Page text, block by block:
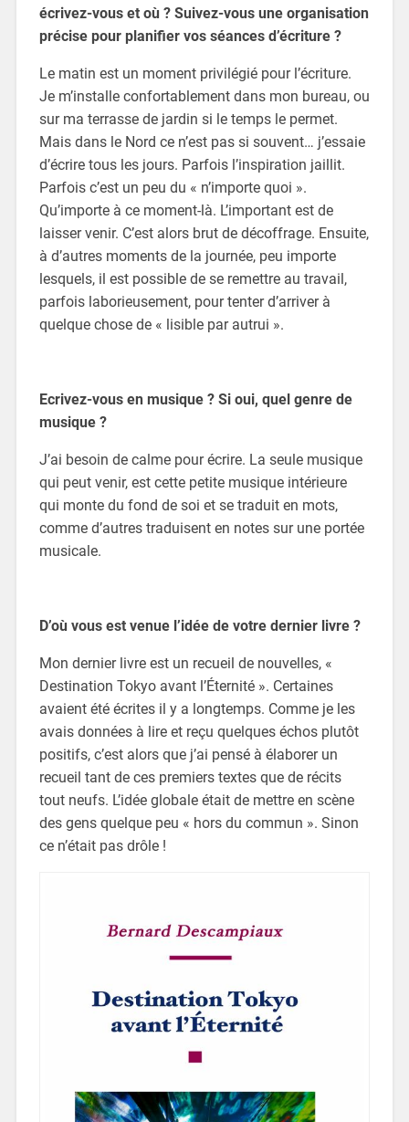
écrivez-vous et où ? Suivez-vous une organisation
précise pour planifier vos séances d’écriture ?
Le matin est un moment privilégié pour l’écriture.
Je m’installe confortablement dans mon bureau, ou
sur ma terrasse de jardin si le temps le permet.
Mais dans le Nord ce n’est pas si souvent… j’essaie
d’écrire tous les jours. Parfois l’inspiration jaillit.
Parfois c’est un peu du « n’importe quoi ».
Qu’importe à ce moment-là. L’important est de
laisser venir. C’est alors brut de décoffrage. Ensuite,
à d’autres moments de la journée, peu importe
lesquels, il est possible de se remettre au travail,
parfois laborieusement, pour tenter d’arriver à
quelque chose de « lisible par autrui ».
Ecrivez-vous en musique ? Si oui, quel genre de
musique ?
J’ai besoin de calme pour écrire. La seule musique
qui peut venir, est cette petite musique intérieure
qui monte du fond de soi et se traduit en mots,
comme d’autres traduisent en notes sur une portée
musicale.
D’où vous est venue l’idée de votre dernier livre ?
Mon dernier livre est un recueil de nouvelles, «
Destination Tokyo avant l’Éternité ». Certaines
avaient été écrites il y a longtemps. Comme je les
avais données à lire et reçu quelques échos plutôt
positifs, c’est alors que j’ai pensé à élaborer un
recueil tant de ces premiers textes que de récits
tout neufs. L’idée globale était de mettre en scène
des gens quelque peu « hors du commun ». Sinon
ce n’était pas drôle !